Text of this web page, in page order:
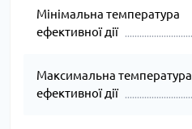
Мінімальна температура
ефективної дії
Максимальна температура
ефективної дії